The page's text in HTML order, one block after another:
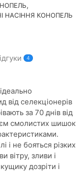
,
НАСІННЯ КОНОПЕЛЬ
4
від селекціонерів
за 70 днів від
смолистих шишок
і не бояться різких
вітру, зливи і
дозріти і